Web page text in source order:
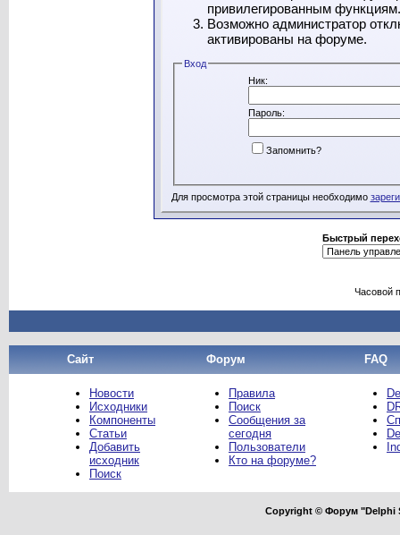
привилегированным функциям.
Возможно администратор
активированы на форуме.
Вход
Ник:
Пароль:
Запомнить?
Для просмотра этой страницы необходимо
Быстрый
Часовой
Сайт Форум FAQ
Новости
Исходники
Компоненты
Статьи
Добавить
исходник
Поиск
Правила
Поиск
Сообщения за
сегодня
Пользователи
Кто на форуме?
Copyright © Форум "Delphi